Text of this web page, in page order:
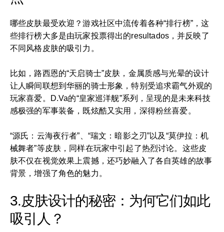
哪些皮肤最受欢迎？游戏社区中流传着各种“排行榜”，这
些排行榜大多是由玩家投票得出的resultados，并反映了
不同风格皮肤的吸引力。
比如，路西恩的“天启骑士”皮肤，金属质感与光晕的设计
让人瞬间联想到华丽的骑士形象，特别受追求霸气外观的
玩家喜爱。D.Va的“皇家巡洋舰”系列，呈现的是未来科技
感极强的军事装备，既炫酷又实用，深得粉丝喜爱。
“源氏：云海夜行者”、“瑞文：暗影之刃”以及“莫伊拉：机
械舞者”等皮肤，同样在玩家中引起了热烈讨论。这些皮
肤不仅在视觉效果上震撼，还巧妙融入了各自英雄的故事
背景，增强了角色的魅力。
3.皮肤设计的秘密：为何它们如此
吸引人？